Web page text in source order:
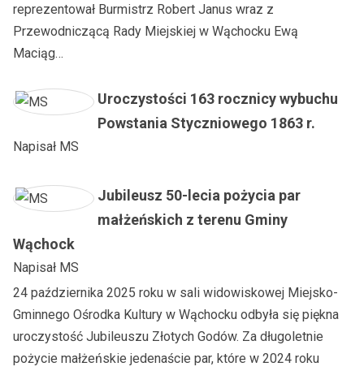
reprezentował Burmistrz Robert Janus wraz z
Przewodniczącą Rady Miejskiej w Wąchocku Ewą
Maciąg…
Uroczystości 163 rocznicy wybuchu
Powstania Styczniowego 1863 r.
Napisał MS
Jubileusz 50-lecia pożycia par
małżeńskich z terenu Gminy
Wąchock
Napisał MS
24 października 2025 roku w sali widowiskowej Miejsko-
Gminnego Ośrodka Kultury w Wąchocku odbyła się piękna
uroczystość Jubileuszu Złotych Godów. Za długoletnie
pożycie małżeńskie jedenaście par, które w 2024 roku